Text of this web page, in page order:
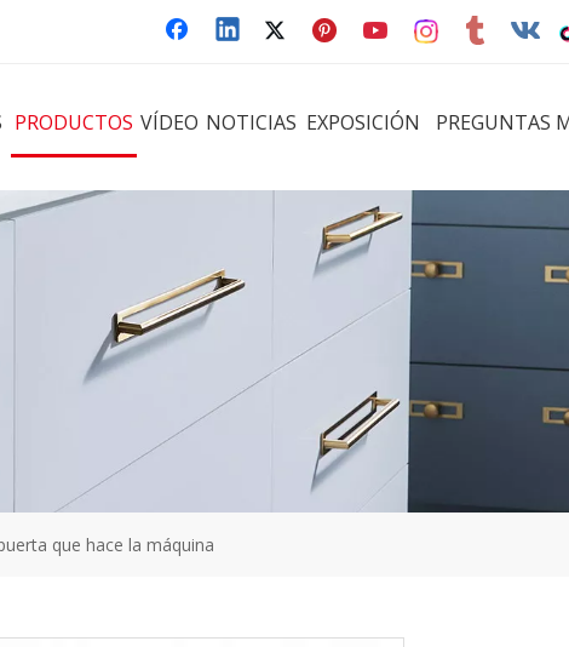
PRODUCTOS VÍDEO NOTICIAS EXPOSICIÓN PREGUNTAS
que hace la máquina